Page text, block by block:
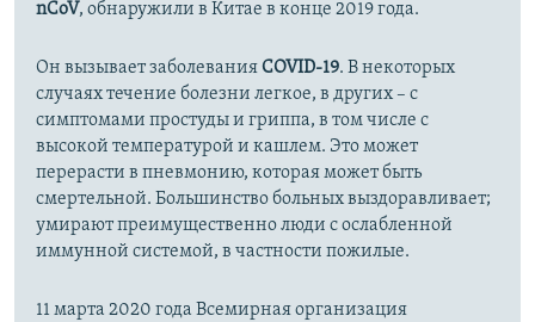
nCoV, обнаружили в Китае в конце 2019 года.
Он вызывает заболеванияCOVID-19. В некоторых
случаях течение болезни легкое, в других – с
симптомами простуды и гриппа, в том числе с
высокой температурой и кашлем. Это может
перерасти в пневмонию, которая может быть
смертельной. Большинство больных выздоравливает;
умирают преимущественно люди с ослабленной
иммунной системой, в частности пожилые.
11 марта 2020 года Всемирная организация